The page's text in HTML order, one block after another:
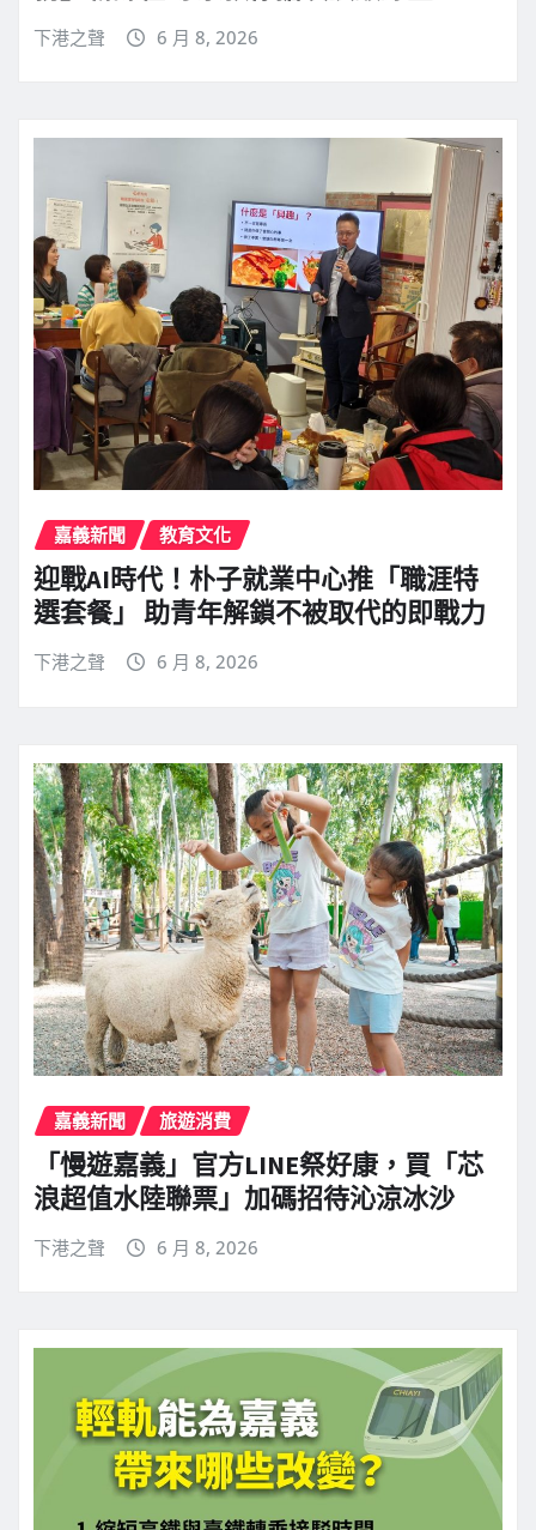
下港之聲 6 月 8, 2026
嘉義新聞 教育文化
迎戰AI時代！朴子就業中心推「職涯特
選套餐」 助青年解鎖不被取代的即戰力
下港之聲 6 月 8, 2026
嘉義新聞 旅遊消費
「慢遊嘉義」官方LINE祭好康，買「芯
浪超值水陸聯票」加碼招待沁涼冰沙
下港之聲 6 月 8, 2026